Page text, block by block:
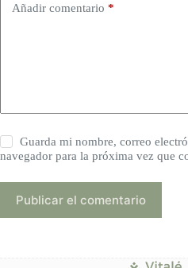
Añadir comentario *
Guarda mi nombre, correo
navegador para la próxima vez que
Publicar el comentario